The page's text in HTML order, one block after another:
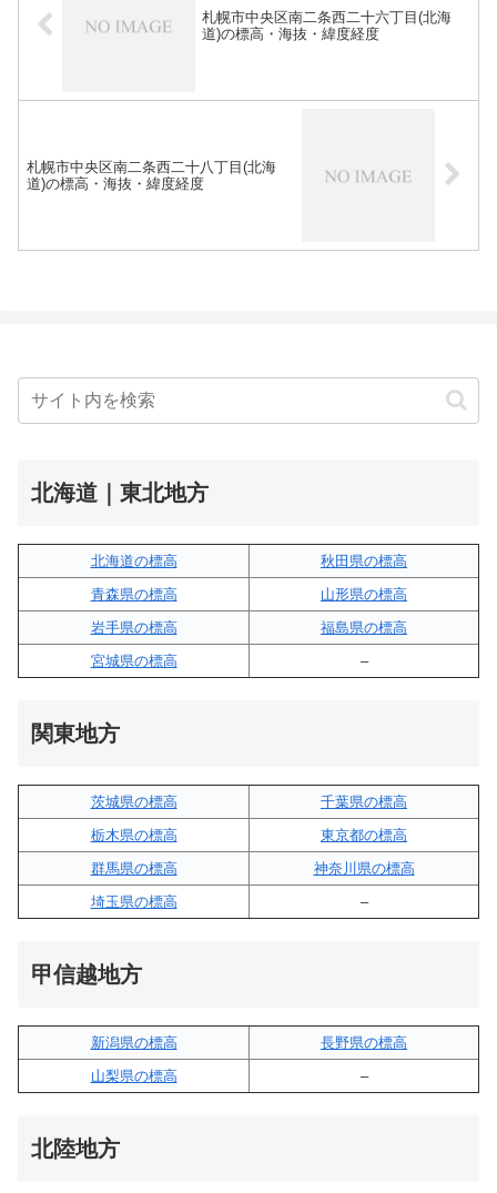
札幌市中央区南二条西二十六丁目(北海
道)の標高・海抜・緯度経度
札幌市中央区南二条西二十八丁目(北海
道)の標高・海抜・緯度経度
北海道｜東北地方
北海道の標高
秋田県の標高
青森県の標高
山形県の標高
岩手県の標高
福島県の標高
宮城県の標高
–
関東地方
茨城県の標高
千葉県の標高
栃木県の標高
東京都の標高
群馬県の標高
神奈川県の標高
埼玉県の標高
–
甲信越地方
新潟県の標高
長野県の標高
山梨県の標高
–
北陸地方